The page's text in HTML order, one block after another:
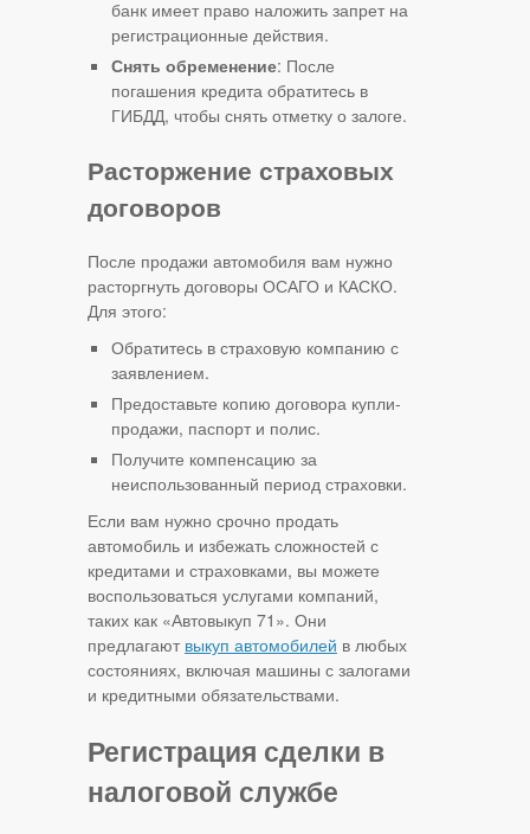
банк имеет право наложить запрет на
регистрационные действия.
Снять обременение: После
погашения кредита обратитесь в
ГИБДД, чтобы снять отметку о залоге.
Расторжение страховых
договоров
После продажи автомобиля вам нужно
расторгнуть договоры ОСАГО и КАСКО.
Для этого:
Обратитесь в страховую компанию с
заявлением.
Предоставьте копию договора купли-
продажи, паспорт и полис.
Получите компенсацию за
неиспользованный период страховки.
Если вам нужно срочно продать
автомобиль и избежать сложностей с
кредитами и страховками, вы можете
воспользоваться услугами компаний,
таких как «Автовыкуп 71». Они
предлагают выкуп автомобилей в любых
состояниях, включая машины с залогами
и кредитными обязательствами.
Регистрация сделки в
налоговой службе